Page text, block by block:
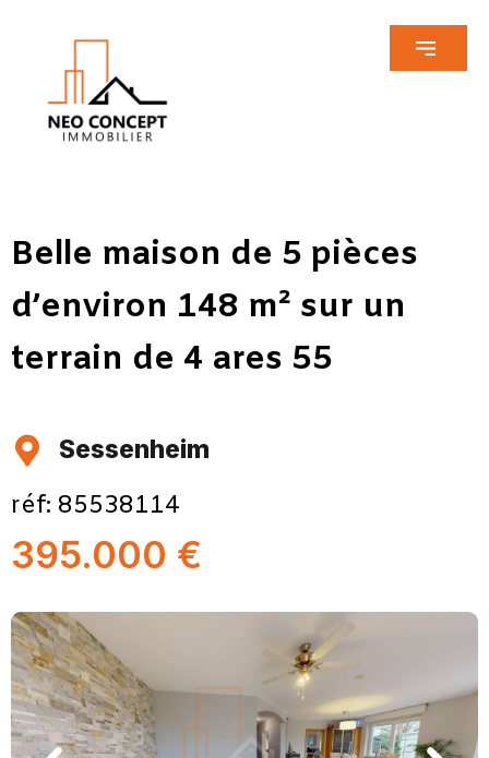
Belle maison de 5 pièces
d’environ 148 m² sur un
terrain de 4 ares 55
Sessenheim
réf: 85538114
395.000 €